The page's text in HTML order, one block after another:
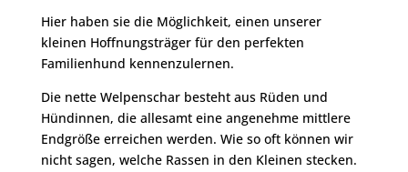
Hier haben sie die Möglichkeit, einen unserer
kleinen Hoffnungsträger für den perfekten
Familienhund kennenzulernen.
Die nette Welpenschar besteht aus Rüden und
Hündinnen, die allesamt eine angenehme mittlere
Endgröße erreichen werden. Wie so oft können wir
nicht sagen, welche Rassen in den Kleinen stecken.